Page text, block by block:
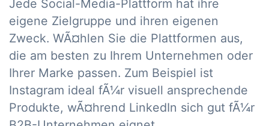
Jede Social-Media-Plattform hat ihre
eigene Zielgruppe und ihren eigenen
Zweck. WÃ¤hlen Sie die Plattformen aus,
die am besten zu Ihrem Unternehmen oder
Ihrer Marke passen. Zum Beispiel ist
Instagram ideal fÃ¼r visuell ansprechende
Produkte, wÃ¤hrend LinkedIn sich gut fÃ¼r